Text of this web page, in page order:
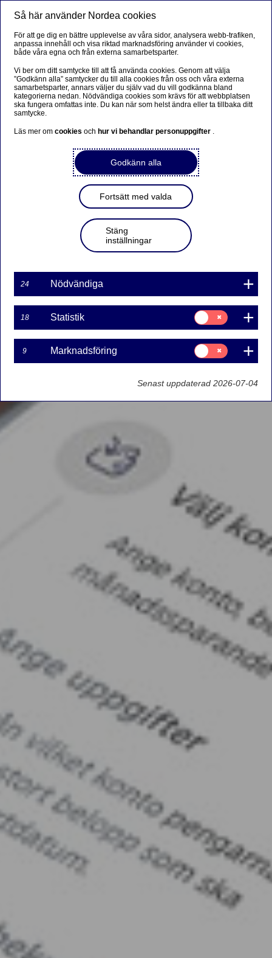
Så här använder Nordea cookies
För att ge dig en bättre upplevelse av våra sidor, analysera webb-trafiken,
anpassa innehåll och visa riktad marknadsföring använder vi cookies,
både våra egna och från externa samarbetsparter.
Vi ber om ditt samtycke till att få använda cookies. Genom att välja
”Godkänn alla” samtycker du till alla cookies från oss och våra externa
samarbetsparter, annars väljer du själv vad du vill godkänna bland
kategorierna nedan. Nödvändiga cookies som krävs för att webbplatsen
ska fungera omfattas inte. Du kan när som helst ändra eller ta tillbaka ditt
samtycke.
Läs mer omcookiesoch hur vi behandlar personuppgifter .
Godkänn alla
Fortsätt med valda
Stäng
inställningar
24 Nödvändiga
18 Statistik
Samtycke
för:
Statistik
9 Marknadsföring
Samtycke
för:
Marknadsföring
Senast uppdaterad 2026-07-04